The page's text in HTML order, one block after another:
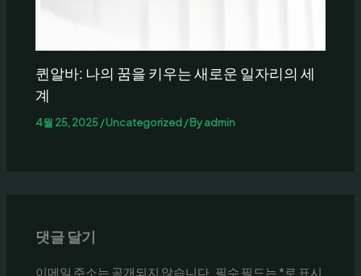
퀸알바: 나의 꿈을 키우는 새로운 일자리의 세
계
4월 25, 2025/Uncategorized/ Byadmin
댓글 달기
이메일 주소는 공개되지 않습니다. 필수 필드는 *로 표시